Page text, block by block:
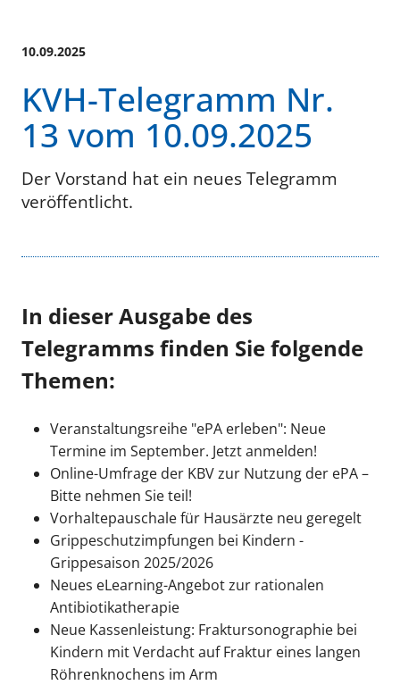
10.09.2025
KVH-Telegramm Nr.
13 vom 10.09.2025
Der Vorstand hat ein neues Telegramm
veröffentlicht.
In dieser Ausgabe des
Telegramms finden Sie folgende
Themen:
Veranstaltungsreihe "ePA erleben": Neue
Termine im September. Jetzt anmelden!
Online-Umfrage der KBV zur Nutzung der ePA –
Bitte nehmen Sie teil!
Vorhaltepauschale für Hausärzte neu geregelt
Grippeschutzimpfungen bei Kindern -
Grippesaison 2025/2026
Neues eLearning-Angebot zur rationalen
Antibiotikatherapie
Neue Kassenleistung: Fraktursonographie bei
Kindern mit Verdacht auf Fraktur eines langen
Röhrenknochens im Arm